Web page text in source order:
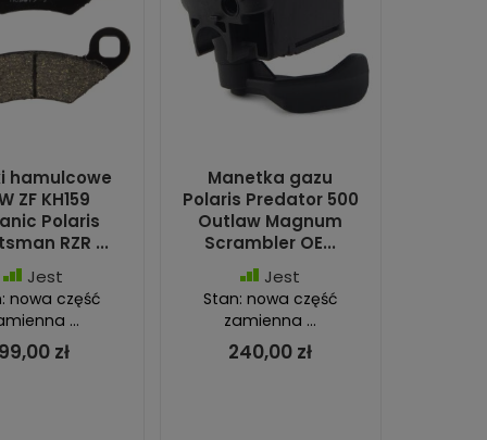
hamulcowe
ZF KH159
Polaris
RZR ...
Jest
nowa część
...
99,00 zł
Manetka gazu
Polaris Predator 500
Outlaw Magnum
Scrambler OE...
Jest
Stan: nowa część
zamienna ...
240,00 zł